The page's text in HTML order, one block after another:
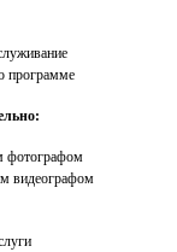
программе
фотографом
видеографом